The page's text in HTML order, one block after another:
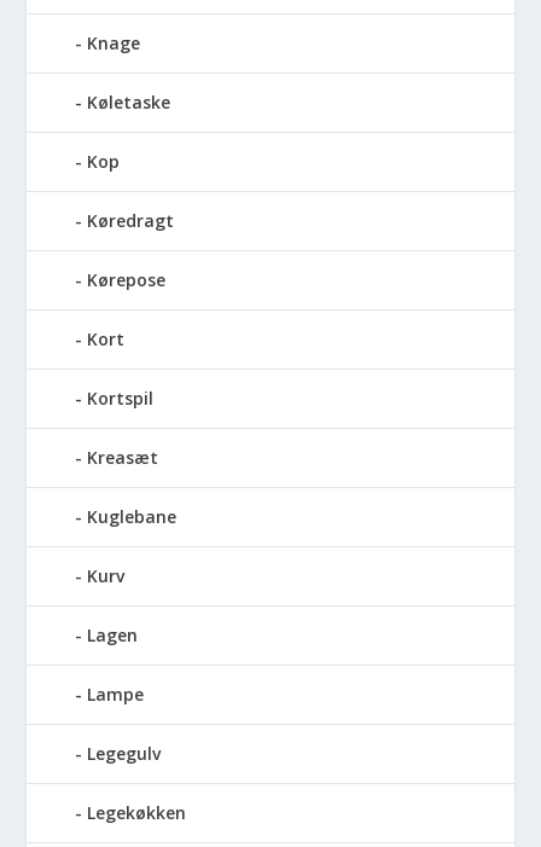
Knage
Køletaske
Kop
Køredragt
Kørepose
Kort
Kortspil
Kreasæt
Kuglebane
Kurv
Lagen
Lampe
Legegulv
Legekøkken